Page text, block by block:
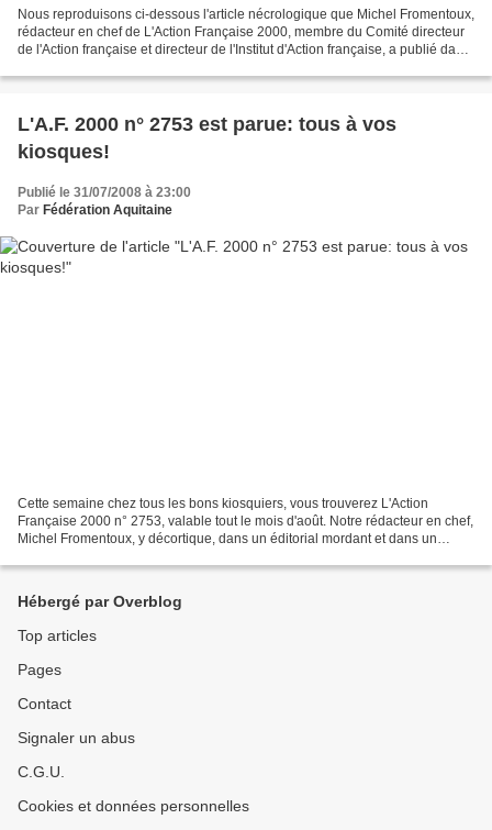
Nous reproduisons ci-dessous l'article nécrologique que Michel Fromentoux,
rédacteur en chef de L'Action Française 2000, membre du Comité directeur
de l'Action française et directeur de l'Institut d'Action française, a publié dans
L'A.F. 2000 n° 2753 est parue: tous à vos
kiosques!
Publié le 31/07/2008 à 23:00
Par Fédération Aquitaine
Cette semaine chez tous les bons kiosquiers, vous trouverez L'Action
Française 2000 n° 2753, valable tout le mois d'août. Notre rédacteur en chef,
Michel Fromentoux, y décortique, dans un éditorial mordant et dans un
Hébergé par Overblog
Top articles
Pages
Contact
Signaler un abus
C.G.U.
Cookies et données personnelles